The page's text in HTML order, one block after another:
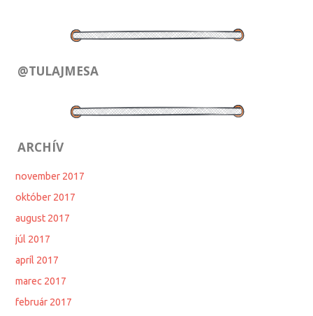
@TULAJMESA
ARCHÍV
november 2017
október 2017
august 2017
júl 2017
apríl 2017
marec 2017
február 2017